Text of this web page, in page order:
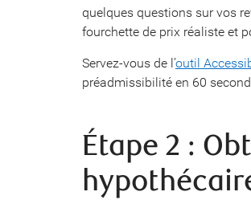
quelques questions sur vos
fourchette de prix réaliste et
Servez-vous de l’outil
préadmissibilité en 60
Étape 2 :